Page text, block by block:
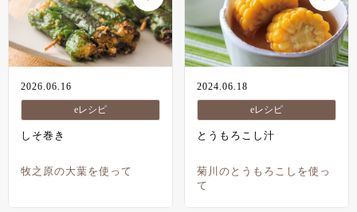
2026.06.16
eレシピ
しそ巻き
牧之原の大葉を使って
2024.06.18
eレシピ
とうもろこし汁
菊川のとうもろこしを使っ
て